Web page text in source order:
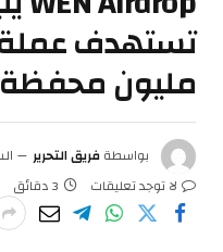
مليون محفظة
بواسطةفريق التحرير
لا توجد تعليقات
3 دقائق